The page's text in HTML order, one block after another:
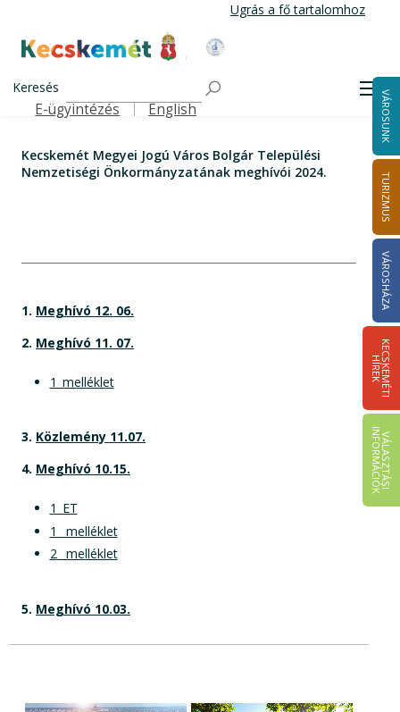
tartalomra
Ugrás a fő tartalomhoz
Kecskemét Város Honlapja
Keresés
Felső navigáció
E-ügyintézés English VÁROSUNK
TURIZMUS
VÁROSHÁZA
K
E
C
S
K
E
M
É
T
I
HÍ
R
E
K
V
Á
L
A
S
Z
T
Á
S
I
IN
F
O
R
M
Á
C
I
Ó
K
Kecskemét Megyei Jogú Város Bolgár Települési
Nemzetiségi Önkormányzatának meghívói 2024.
Kecskemét Megyei Jogú Város Bolgár Települési
Nemzetiségi Önkormányzatának meghívói 2024.
1. Meghívó 12. 06.
2. Meghívó 11. 07.
1_melléklet
3. Közlemény 11.07.
4. Meghívó 10.15.
1_ET
1_ melléklet
2_ melléklet
5. Meghívó 10.03.